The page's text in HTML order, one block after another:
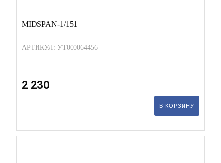
MIDSPAN-1/151
АРТИКУЛ: УТ000064456
2 230
В КОРЗИНУ